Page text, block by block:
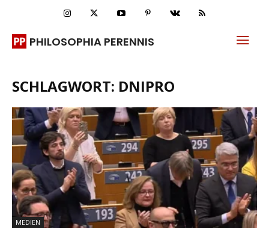
PHILOSOPHIA PERENNIS
SCHLAGWORT: DNIPRO
MEDIEN